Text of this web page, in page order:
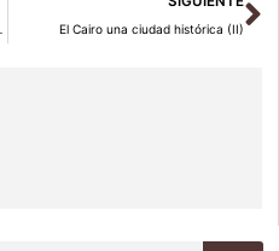
EEUU El Cairo una ciudad histórica (II)